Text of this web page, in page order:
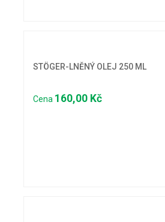
STÖGER-LNĚNÝ OLEJ 250 ML
Cena 160,00 Kč